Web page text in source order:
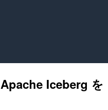
Iceberg を